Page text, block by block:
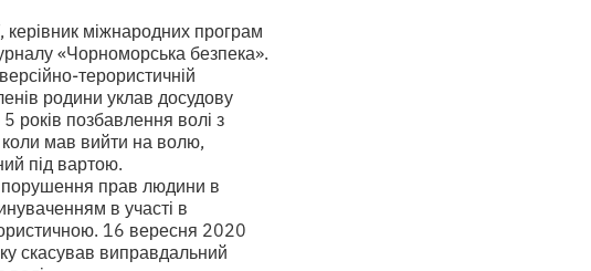
керівник міжнародних програм
«Чорноморська безпека».
терористичній
родини уклав досудову
років позбавлення волі з
мав вийти на волю,
під вартою.
порушення прав людини в
в участі в
16 вересня 2020
скасував виправдальний